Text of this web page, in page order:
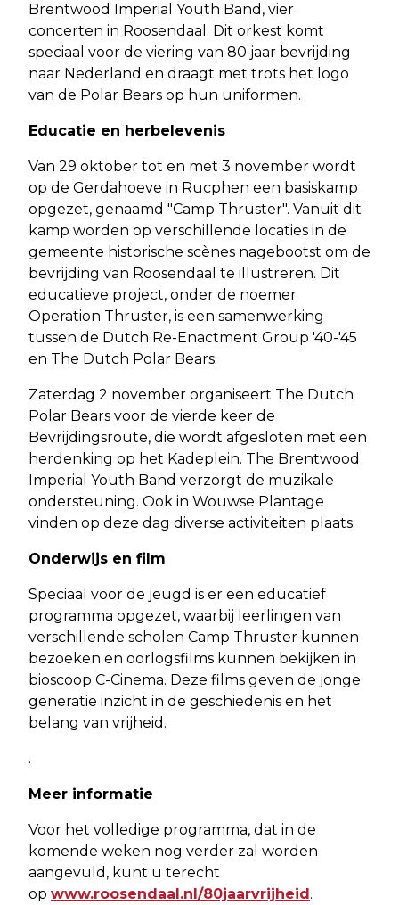
Brentwood Imperial Youth Band, vier
concerten in Roosendaal. Dit orkest komt
speciaal voor de viering van 80 jaar bevrijding
naar Nederland en draagt met trots het logo
van de Polar Bears op hun uniformen.
Educatie en herbelevenis
Van 29 oktober tot en met 3 november wordt
op de Gerdahoeve in Rucphen een basiskamp
opgezet, genaamd "Camp Thruster". Vanuit dit
kamp worden op verschillende locaties in de
gemeente historische scènes nagebootst om de
bevrijding van Roosendaal te illustreren. Dit
educatieve project, onder de noemer
Operation Thruster, is een samenwerking
tussen de Dutch Re-Enactment Group '40-'45
en The Dutch Polar Bears.
Zaterdag 2 november organiseert The Dutch
Polar Bears voor de vierde keer de
Bevrijdingsroute, die wordt afgesloten met een
herdenking op het Kadeplein. The Brentwood
Imperial Youth Band verzorgt de muzikale
ondersteuning. Ook in Wouwse Plantage
vinden op deze dag diverse activiteiten plaats.
Onderwijs en film
Speciaal voor de jeugd is er een educatief
programma opgezet, waarbij leerlingen van
verschillende scholen Camp Thruster kunnen
bezoeken en oorlogsfilms kunnen bekijken in
bioscoop C-Cinema. Deze films geven de jonge
generatie inzicht in de geschiedenis en het
belang van vrijheid.
.
Meer informatie
Voor het volledige programma, dat in de
komende weken nog verder zal worden
aangevuld, kunt u terecht
op www.roosendaal.nl/80jaarvrijheid .